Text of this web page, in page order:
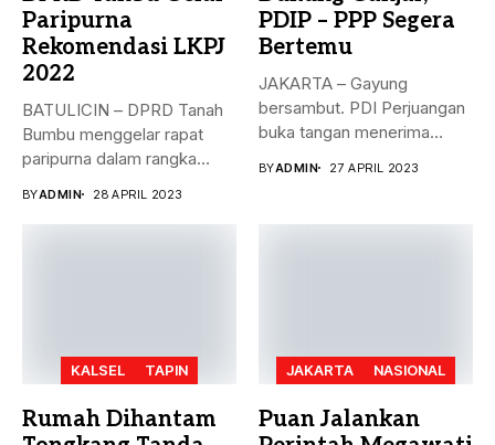
Paripurna
Rekomendasi LKPJ
2022
BATULICIN – DPRD Tanah
Bumbu menggelar rapat
paripurna dalam rangka
BYADMIN 28 APRIL 2023
PDIP – PPP Segera
Bertemu
JAKARTA – Gayung
bersambut. PDI Perjuangan
buka tangan menerima
BYADMIN 27 APRIL 2023
KALSEL TAPIN
Rumah Dihantam
JAKARTA NASIONAL
Puan Jalankan